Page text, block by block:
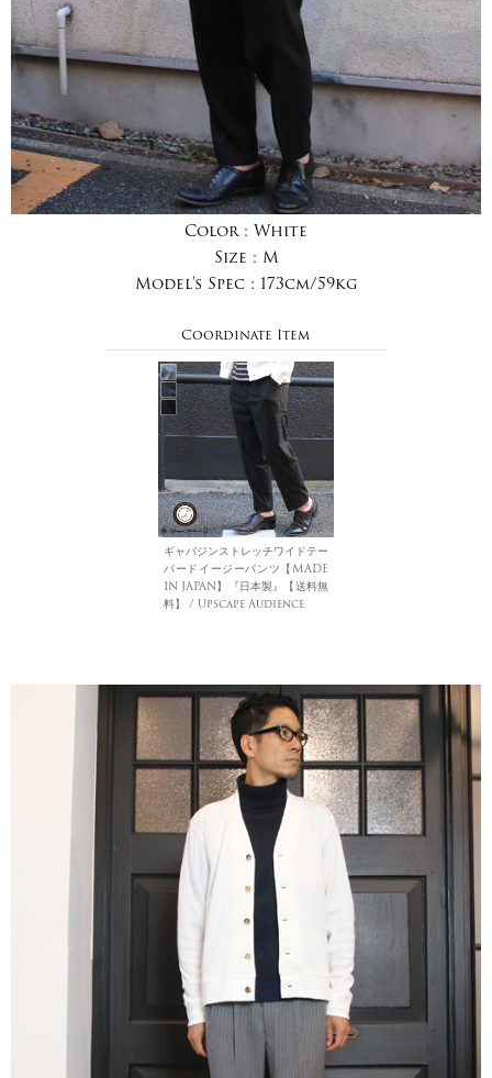
Color : White
Size : M
Model's Spec : 173cm/59kg
Coordinate Item
ギャバジンストレッチワイドテー
パードイージーパンツ【MADE
IN JAPAN】『日本製』【送料無
料】 / Upscape Audience